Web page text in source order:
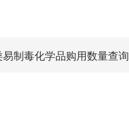
制毒化学品购用数量查询